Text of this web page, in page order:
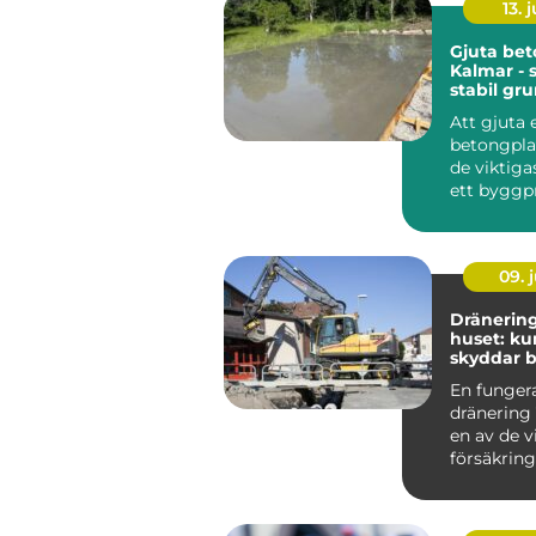
13.
Gjuta
Kalmar -
stabil
Att gjuta
de
ett
09.
huset:
skyddar
En
dränering
en av de